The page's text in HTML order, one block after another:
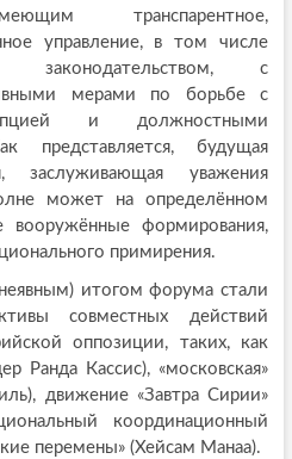
транспарентное,
управление, в том числе
законодательством, с
мерами по борьбе с
и должностными
представляется, будущая
заслуживающая уважения
может на определённом
вооружённые формирования,
примирения.
итогом форума стали
совместных действий
оппозиции, таких, как
Ранда Кассис), «московская»
движение «Завтра Сирии»
координационный
перемены» (Хейсам Манаа).